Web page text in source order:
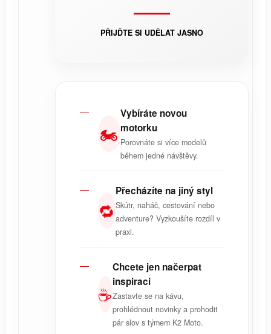
PŘIJĎTE SI UDĚLAT JASNO
🏍️
Vybíráte novou
motorku
Porovnáte si více modelů
během jedné návštěvy.
🔁
Přecházíte na jiný styl
Skútr, naháč, cestování nebo
adventure? Vyzkoušíte rozdíl v
praxi.
☕
Chcete jen načerpat
inspiraci
Zastavte se na kávu,
prohlédnout novinky a prohodit
pár slov s týmem K2 Moto.